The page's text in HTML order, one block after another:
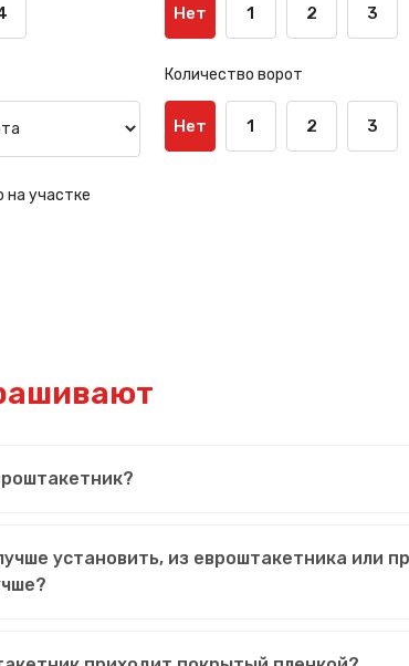
Нет 1 2 3
Количество ворот
Нет 1 2 3
на участке
установить, из евроштакетника или